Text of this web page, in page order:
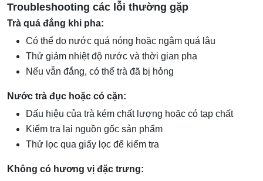
Troubleshooting các lỗi thường gặp
Trà quá đắng khi pha:
Có thể do nước quá nóng hoặc ngâm quá lâu
Thử giảm nhiệt độ nước và thời gian pha
Nếu vẫn đắng, có thể trà đã bị hỏng
Nước trà đục hoặc có cặn:
Dấu hiệu của trà kém chất lượng hoặc có tạp chất
Kiểm tra lại nguồn gốc sản phẩm
Thử lọc qua giấy lọc để kiểm tra
Không có hương vị đặc trưng: